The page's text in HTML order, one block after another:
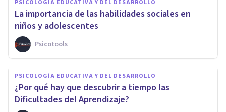
PSICOLOGÍA EDUCATIVA Y DEL DESARROLLO
La importancia de las habilidades sociales en
niños y adolescentes
Psicotools
PSICOLOGÍA EDUCATIVA Y DEL DESARROLLO
¿Por qué hay que descubrir a tiempo las
Dificultades del Aprendizaje?